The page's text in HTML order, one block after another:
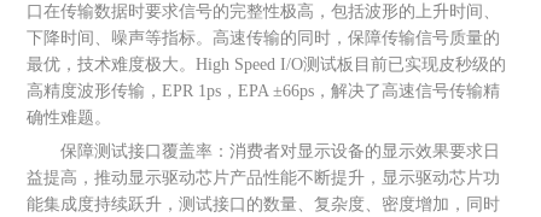
口在传输数据时要求信号的完整性极高，包括波形的上升时间、
下降时间、噪声等指标。高速传输的同时，保障传输信号质量的
最优，技术难度极大。High Speed I/O测试板目前已实现皮秒级的
高精度波形传输，EPR 1ps，EPA ±66ps，解决了高速信号传输精
确性难题。
保障测试接口覆盖率：消费者对显示设备的显示效果要求日
益提高，推动显示驱动芯片产品性能不断提升，显示驱动芯片功
能集成度持续跃升，测试接口的数量、复杂度、密度增加，同时